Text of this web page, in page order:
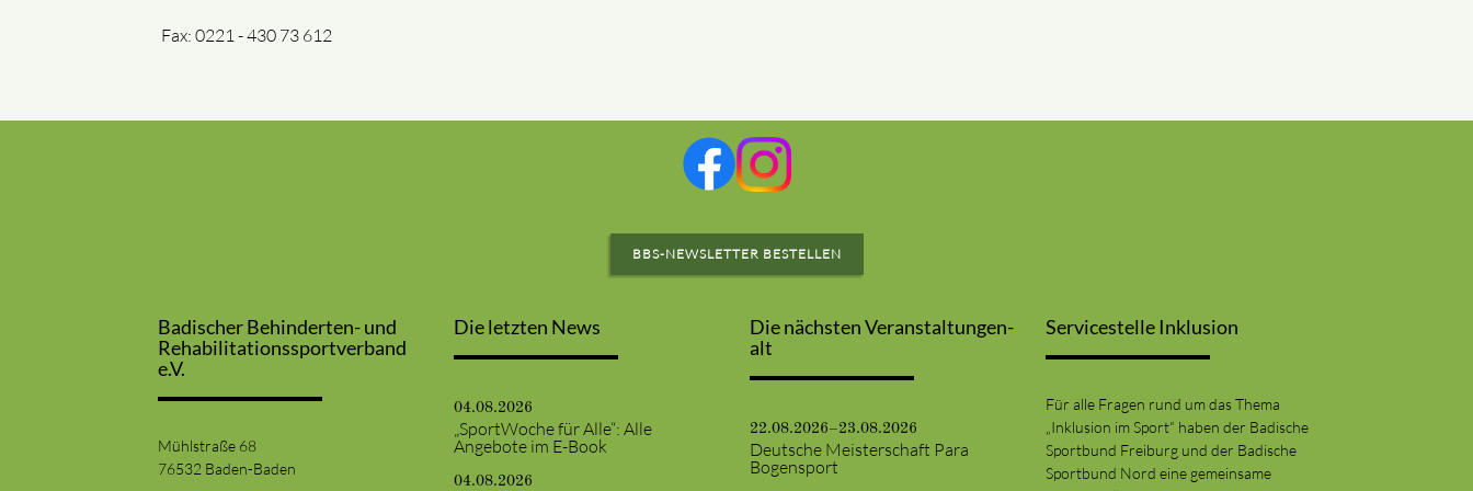
Fax: 0221 - 430 73 612
BBS-NEWSLETTER BESTELLEN
Badischer Behinderten- und
Rehabilitationssportverband
e.V.
Mühlstraße 68
76532 Baden-Baden
Die letzten News
04.08.2026
„SportWoche für Alle“: Alle
Angebote im E-Book
04.08.2026
Die nächsten Veranstaltungen-
alt
22.08.2026–23.08.2026
Deutsche Meisterschaft Para
Bogensport
Servicestelle Inklusion
Für alle Fragen rund um das Thema
„Inklusion im Sport“ haben der Badische
Sportbund Freiburg und der Badische
Sportbund Nord eine gemeinsame